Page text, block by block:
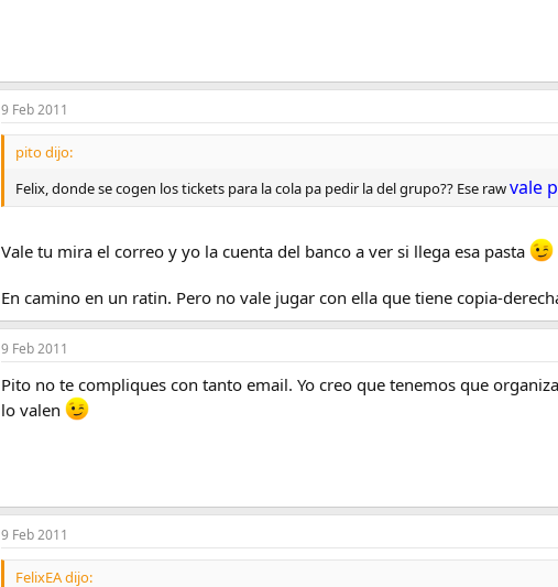
9 Feb 2011
pito dijo:
Felix, donde se cogen los tickets para la cola pa pedir la del grupo?? Ese rawvale
Vale tu mira el correo y yo la cuenta del banco a ver si llega esa pasta
En camino en un ratin. Pero no vale jugar con ella que tiene copia-
9 Feb 2011
Pito no te compliques con tanto email. Yo creo que tenemos que
lo valen
9 Feb 2011
FelixEA dijo: